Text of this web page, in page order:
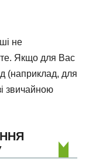
не
Якщо для Вас
(наприклад, для
звичайною